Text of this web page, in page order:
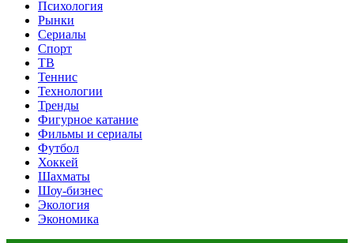
Психология
Рынки
Сериалы
Спорт
ТВ
Теннис
Технологии
Тренды
Фигурное катание
Фильмы и сериалы
Футбол
Хоккей
Шахматы
Шоу-бизнес
Экология
Экономика